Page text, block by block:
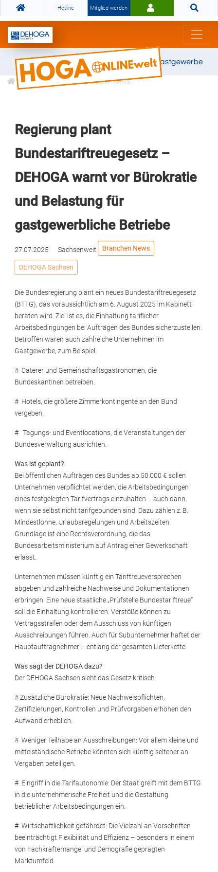
Hotline Mitglied werden
Gemeinsam stark für das Gastgewerbe
Informationen Branchen News
Regierung plant
Bundestariftreuegesetz –
DEHOGA warnt vor Bürokratie
und Belastung für
gastgewerbliche Betriebe
27.07.2025 Sachsenweit Branchen News
DEHOGA Sachsen
Die Bundesregierung plant ein neues Bundestariftreuegesetz
(BTTG), das voraussichtlich am 6. August 2025 im Kabinett
beraten wird. Ziel ist es, die Einhaltung tariflicher
Arbeitsbedingungen bei Aufträgen des Bundes sicherzustellen.
Betroffen wären auch zahlreiche Unternehmen im
Gastgewerbe, zum Beispiel:
# Caterer und Gemeinschaftsgastronomen, die
Bundeskantinen betreiben,
# Hotels, die größere Zimmerkontingente an den Bund
vergeben,
# Tagungs- und Eventlocations, die Veranstaltungen der
Bundesverwaltung ausrichten.
Was ist geplant?
Bei öffentlichen Aufträgen des Bundes ab 50.000 € sollen
Unternehmen verpflichtet werden, die Arbeitsbedingungen
eines festgelegten Tarifvertrags einzuhalten – auch dann,
wenn sie selbst nicht tarifgebunden sind. Dazu zählen z. B.
Mindestlöhne, Urlaubsregelungen und Arbeitszeiten.
Grundlage ist eine Rechtsverordnung, die das
Bundesarbeitsministerium auf Antrag einer Gewerkschaft
erlässt.
Unternehmen müssen künftig ein Tariftreueversprechen
abgeben und zahlreiche Nachweise und Dokumentationen
erbringen. Eine neue staatliche „Prüfstelle Bundestariftreue“
soll die Einhaltung kontrollieren. Verstöße können zu
Vertragsstrafen oder dem Ausschluss von künftigen
Ausschreibungen führen. Auch für Subunternehmer haftet der
Hauptauftragnehmer – entlang der gesamten Lieferkette.
Was sagt der DEHOGA dazu?
Der DEHOGA Sachsen sieht das Gesetz kritisch:
# Zusätzliche Bürokratie: Neue Nachweispflichten,
Zertifizierungen, Kontrollen und Prüfvorgaben erhöhen den
Aufwand erheblich.
# Weniger Teilhabe an Ausschreibungen: Vor allem kleine und
mittelständische Betriebe könnten sich künftig seltener an
Vergaben beteiligen.
# Eingriff in die Tarifautonomie: Der Staat greift mit dem BTTG
in die unternehmerische Freiheit und die Gestaltung
betrieblicher Arbeitsbedingungen ein.
# Wirtschaftlichkeit gefährdet: Die Vielzahl an Vorschriften
beeinträchtigt Flexibilität und Effizienz – besonders in einem
von Fachkräftemangel und Demografie geprägten
Marktumfeld.